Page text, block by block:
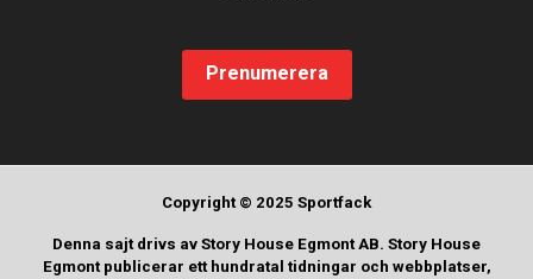
Prenumerera
Copyright © 2025 Sportfack
Denna sajt drivs av Story House Egmont AB. Story House
Egmont publicerar ett hundratal tidningar och webbplatser,